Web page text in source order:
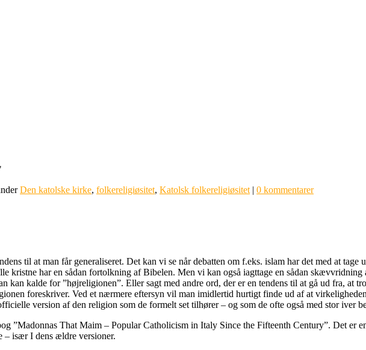
Den katolske kirke, folkereligiøsitet, Katolsk folkereligiøsitet | 0 kommentarer
til at man får generaliseret. Det kan vi se når debatten om f.eks. islam har det med at
kristne har en sådan fortolkning af Bibelen. Men vi kan også iagttage en sådan
kan kalde for ”højreligionen”. Eller sagt med andre ord, der er en tendens til at gå ud fra, at
foreskriver. Ved et nærmere eftersyn vil man imidlertid hurtigt finde ud af at
version af den religion som de formelt set tilhører – og som de ofte også med stor iver
”Madonnas That Maim – Popular Catholicism in Italy Since the Fifteenth Century”. Det
– især I dens ældre versioner.